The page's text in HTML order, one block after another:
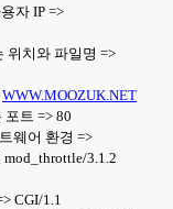
자 IP =>
위치와 파일명 =>
WWW.MOOZUK.NET
포트 => 80
웨어 환경 =>
mod_throttle/3.1.2
CGI/1.1